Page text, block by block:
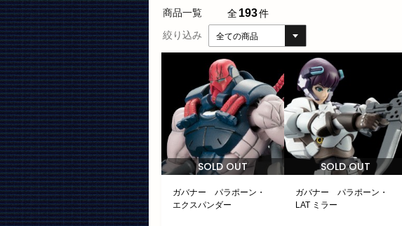
商品一覧 全193件
絞り込み 全ての商品
SOLD OUT
ガバナー パラポーン・
エクスパンダー
SOLD OUT
ガバナー パラポーン・
LAT ミラー